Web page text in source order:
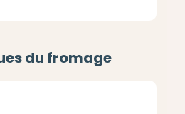
du fromage